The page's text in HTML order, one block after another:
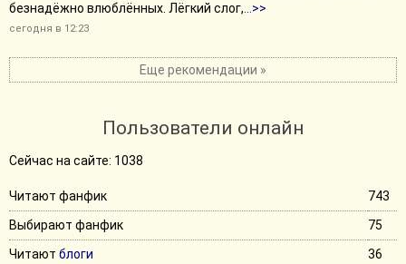
безнадёжно влюблённых. Лёгкий слог, ...>>
сегодня в 12:23
Еще рекомендации »
Пользователи онлайн
Сейчас на сайте: 1038
Читают фанфик
743
Выбирают фанфик
75
Читают блоги
36